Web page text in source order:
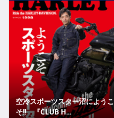
空冷スポーツスター沼にようこ
そ!! 『CLUB H...